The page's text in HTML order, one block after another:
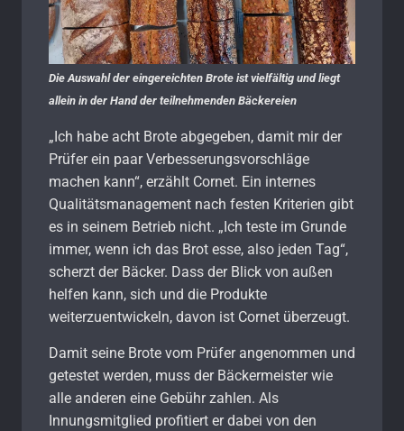
Die Auswahl der eingereichten Brote ist vielfältig und liegt
allein in der Hand der teilnehmenden Bäckereien
„Ich habe acht Brote abgegeben, damit mir der
Prüfer ein paar Verbesserungsvorschläge
machen kann“, erzählt Cornet. Ein internes
Qualitätsmanagement nach festen Kriterien gibt
es in seinem Betrieb nicht. „Ich teste im Grunde
immer, wenn ich das Brot esse, also jeden Tag“,
scherzt der Bäcker. Dass der Blick von außen
helfen kann, sich und die Produkte
weiterzuentwickeln, davon ist Cornet überzeugt.
Damit seine Brote vom Prüfer angenommen und
getestet werden, muss der Bäckermeister wie
alle anderen eine Gebühr zahlen. Als
Innungsmitglied profitiert er dabei von den